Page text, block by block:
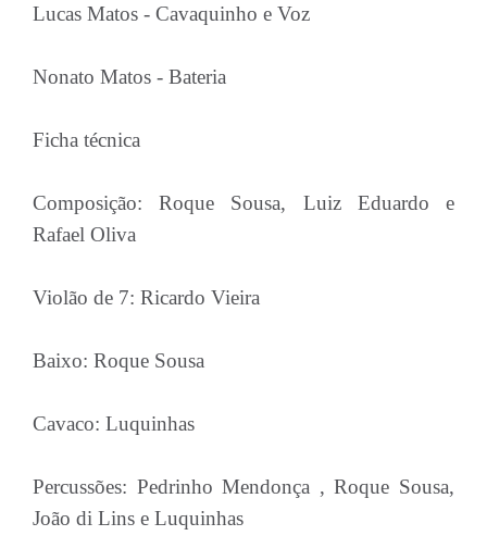
Lucas Matos - Cavaquinho e Voz
Nonato Matos - Bateria
Ficha técnica
Composição: Roque Sousa, Luiz Eduardo e
Rafael Oliva
Violão de 7: Ricardo Vieira
Baixo: Roque Sousa
Cavaco: Luquinhas
Percussões: Pedrinho Mendonça , Roque Sousa,
João di Lins e Luquinhas